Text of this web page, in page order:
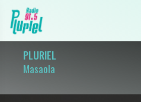
PLURIEL
Masaola